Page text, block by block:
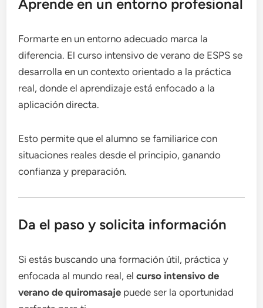
Aprende en un entorno profesional
Formarte en un entorno adecuado marca la
diferencia. El curso intensivo de verano de ESPS se
desarrolla en un contexto orientado a la práctica
real, donde el aprendizaje está enfocado a la
aplicación directa.
Esto permite que el alumno se familiarice con
situaciones reales desde el principio, ganando
confianza y preparación.
Da el paso y solicita información
Si estás buscando una formación útil, práctica y
enfocada al mundo real, elcurso intensivo de
verano de quiromasaje puede ser la oportunidad